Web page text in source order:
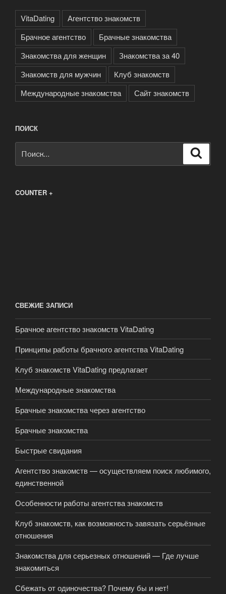
VitaDating
Агентство знакомств
Брачное агентство
Брачные знакомства
Знакомства для женщин
Знакомства за 40
Знакомств для мужчин
Клуб знакомств
Международные знакомства
Сайт знакомств
ПОИСК
COUNTER +
СВЕЖИЕ ЗАПИСИ
Брачное агентство знакомств VitaDating
Принципы работы брачного агентства VitaDating
Клуб знакомств VitaDating предлагает
Международные знакомства
Брачные знакомства через агентство
Брачные знакомства
Быстрые свидания
Агентство знакомств — осуществляем поиск любимого,
единственной
Особенности работы агентства знакомств
Клуб знакомств, как возможность завязать серьёзные
отношения
Знакомства для серьезных отношений — Где лучше
знакомиться
Сбежать от одиночества? Почему бы и нет!